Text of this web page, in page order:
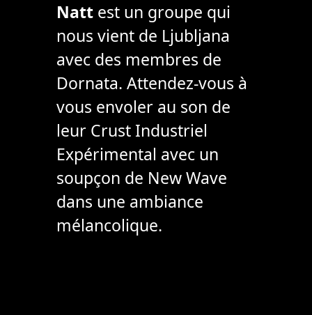
Nattest un groupe qui
nous vient de Ljubljana
avec des membres de
Dornata. Attendez-vous à
vous envoler au son de
leur Crust Industriel
Expérimental avec un
soupçon de New Wave
dans une ambiance
mélancolique.